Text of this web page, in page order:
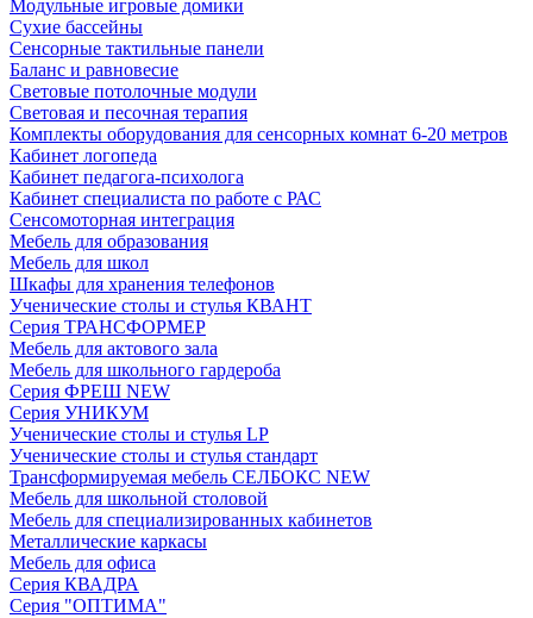
Модульные игровые домики
Сухие бассейны
Сенсорные тактильные панели
Баланс и равновесие
Световые потолочные модули
Световая и песочная терапия
Комплекты оборудования для сенсорных комнат 6-20 метров
Кабинет логопеда
Кабинет педагога-психолога
Кабинет специалиста по работе с РАС
Сенсомоторная интеграция
Мебель для образования
Мебель для школ
Шкафы для хранения телефонов
Ученические столы и стулья КВАНТ
Серия ТРАНСФОРМЕР
Мебель для актового зала
Мебель для школьного гардероба
Серия ФРЕШ NEW
Серия УНИКУМ
Ученические столы и стулья LP
Ученические столы и стулья стандарт
Трансформируемая мебель СЕЛБОКС NEW
Мебель для школьной столовой
Мебель для специализированных кабинетов
Металлические каркасы
Мебель для офиса
Серия КВАДРА
Серия "ОПТИМА"